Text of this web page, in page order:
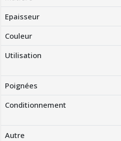
Epaisseur
Couleur
Utilisation
Poignées
Conditionnement
Autre